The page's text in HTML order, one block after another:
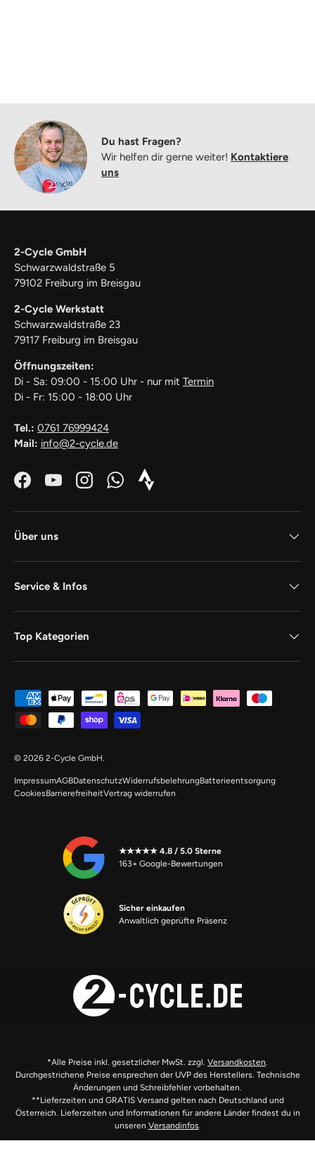
Du hast Fragen?
Wir helfen dir gerne weiter! Kontaktiere
uns
2-Cycle GmbH
Schwarzwaldstraße 5
79102 Freiburg im Breisgau
2-Cycle Werkstatt
Schwarzwaldstraße 23
79117 Freiburg im Breisgau
Öffnungszeiten:
Di - Sa: 09:00 - 15:00 Uhr - nur mit Termin
Di - Fr: 15:00 - 18:00 Uhr
Tel.: 0761 76999424
Mail: info@2-cycle.de
FacebookYouTubeInstagramWhatsAppStrava_Icon_Logo_white1
Über uns
Service & Infos
Top Kategorien
Zahlungsmethoden
© 2026 2-Cycle GmbH
ImpressumAGBDatenschutzWiderrufsbelehrungBatterieentsorgung
CookiesBarrierefreiheitVertrag widerrufen
★★★★★ 4.8 / 5.0 Sterne
163+ Google-Bewertungen
Sicher einkaufen
Anwaltlich geprüfte Präsenz
*Alle Preise inkl. gesetzlicher MwSt. zzgl. Versandkosten.
Durchgestrichene Preise ensprechen der UVP des Herstellers. Technische
Änderungen und Schreibfehler vorbehalten.
**Lieferzeiten und GRATIS Versand gelten nach Deutschland und
Österreich. Lieferzeiten und Informationen für andere Länder findest du in
unseren Versandinfos.